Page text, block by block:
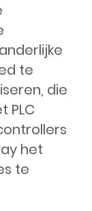
te
die
PLC
het
te